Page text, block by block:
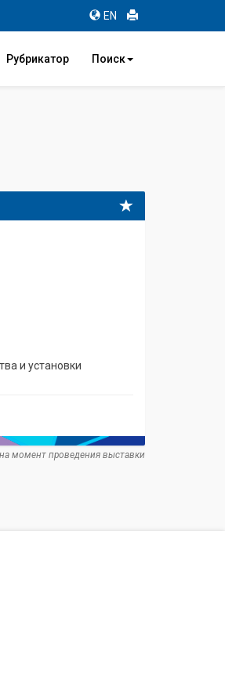
EN
Рубрикатор Поиск
и установки
момент проведения выставки